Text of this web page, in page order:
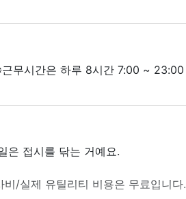
무시간은 하루 8시간 7:00 ~ 23:00
은 접시를 닦는 거예요.
비/실제 유틸리티 비용은 무료입니다.